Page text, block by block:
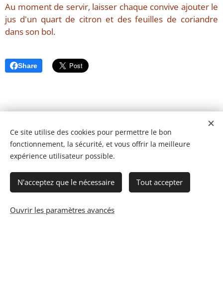
Au moment de servir, laisser chaque convive ajouter le
jus d'un quart de citron et des feuilles de coriandre
dans son bol.
Share
© 2023 Les recettes d'Henri-Luc. Tous droits réservés.
Ce site utilise des cookies pour permettre le bon
fonctionnement, la sécurité, et vous offrir la meilleure
expérience utilisateur possible.
N'acceptez que le nécessaire Tout accepter
Ouvrir les paramètres avancés